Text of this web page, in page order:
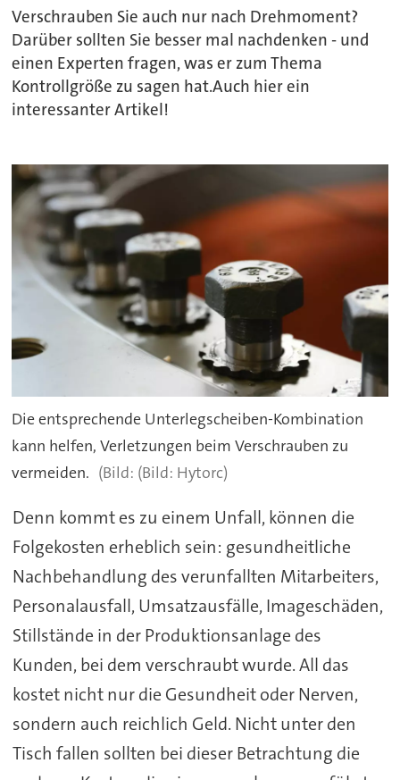
Verschrauben Sie auch nur nach Drehmoment?
Darüber sollten Sie besser mal nachdenken - und
einen Experten fragen, was er zum Thema
Kontrollgröße zu sagen hat.Auch hier ein
interessanter Artikel!
Die entsprechende Unterlegscheiben-Kombination
kann helfen, Verletzungen beim Verschrauben zu
vermeiden.
(Bild: Hytorc)
Denn kommt es zu einem Unfall, können die
Folgekosten erheblich sein: gesundheitliche
Nachbehandlung des verunfallten Mitarbeiters,
Personalausfall, Umsatzausfälle, Imageschäden,
Stillstände in der Produktionsanlage des
Kunden, bei dem verschraubt wurde. All das
kostet nicht nur die Gesundheit oder Nerven,
sondern auch reichlich Geld. Nicht unter den
Tisch fallen sollten bei dieser Betrachtung die